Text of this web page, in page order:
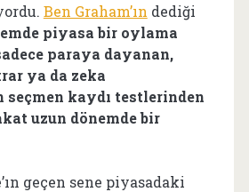
Ben Graham’ın dediği
piyasa bir oylama
paraya dayanan,
ya da zeka
seçmen kaydı testlerinden
uzun dönemde bir
geçen sene piyasadaki